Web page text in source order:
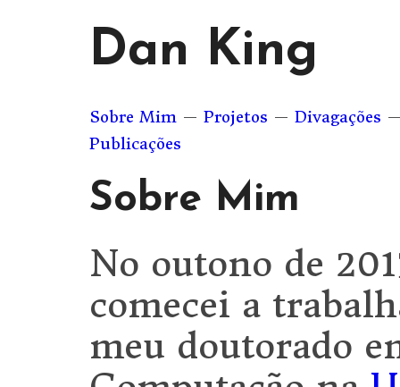
Dan King
Sobre Mim — Projetos — Divagações
Publicações
Sobre Mim
No outono de
comecei a
meu doutorado